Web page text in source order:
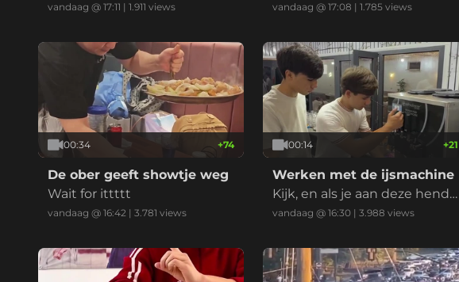
vandaag @ 17:11 | 1.911 views vandaag @ 17:08 | 1.785views
00:34 +74
De ober geeft showtje weg
Wait for ittttt
vandaag @ 16:42 | 3.781 views
00:14 +21
Werken met de ijsmachine
Kijk, en als je aan deze hende
l trekt.....
vandaag @ 16:30| 3.988 views